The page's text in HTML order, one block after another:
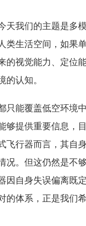
天我们的主题是多
类生活空间，如果
的视觉能力、定位
认知。
只能覆盖低空环境
够提供重要信息，
飞行器而言，其自
况。但这仍然是
因自身失误偏离既
的体系，正是我们